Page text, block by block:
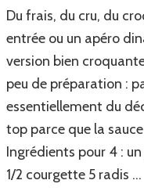
de
Du frais, du cru, du
entrée ou un apéro
version bien
peu de préparation :
essentiellement du
top parce que la
Ingrédients pour 4 :
1/2 courgette 5 radis …